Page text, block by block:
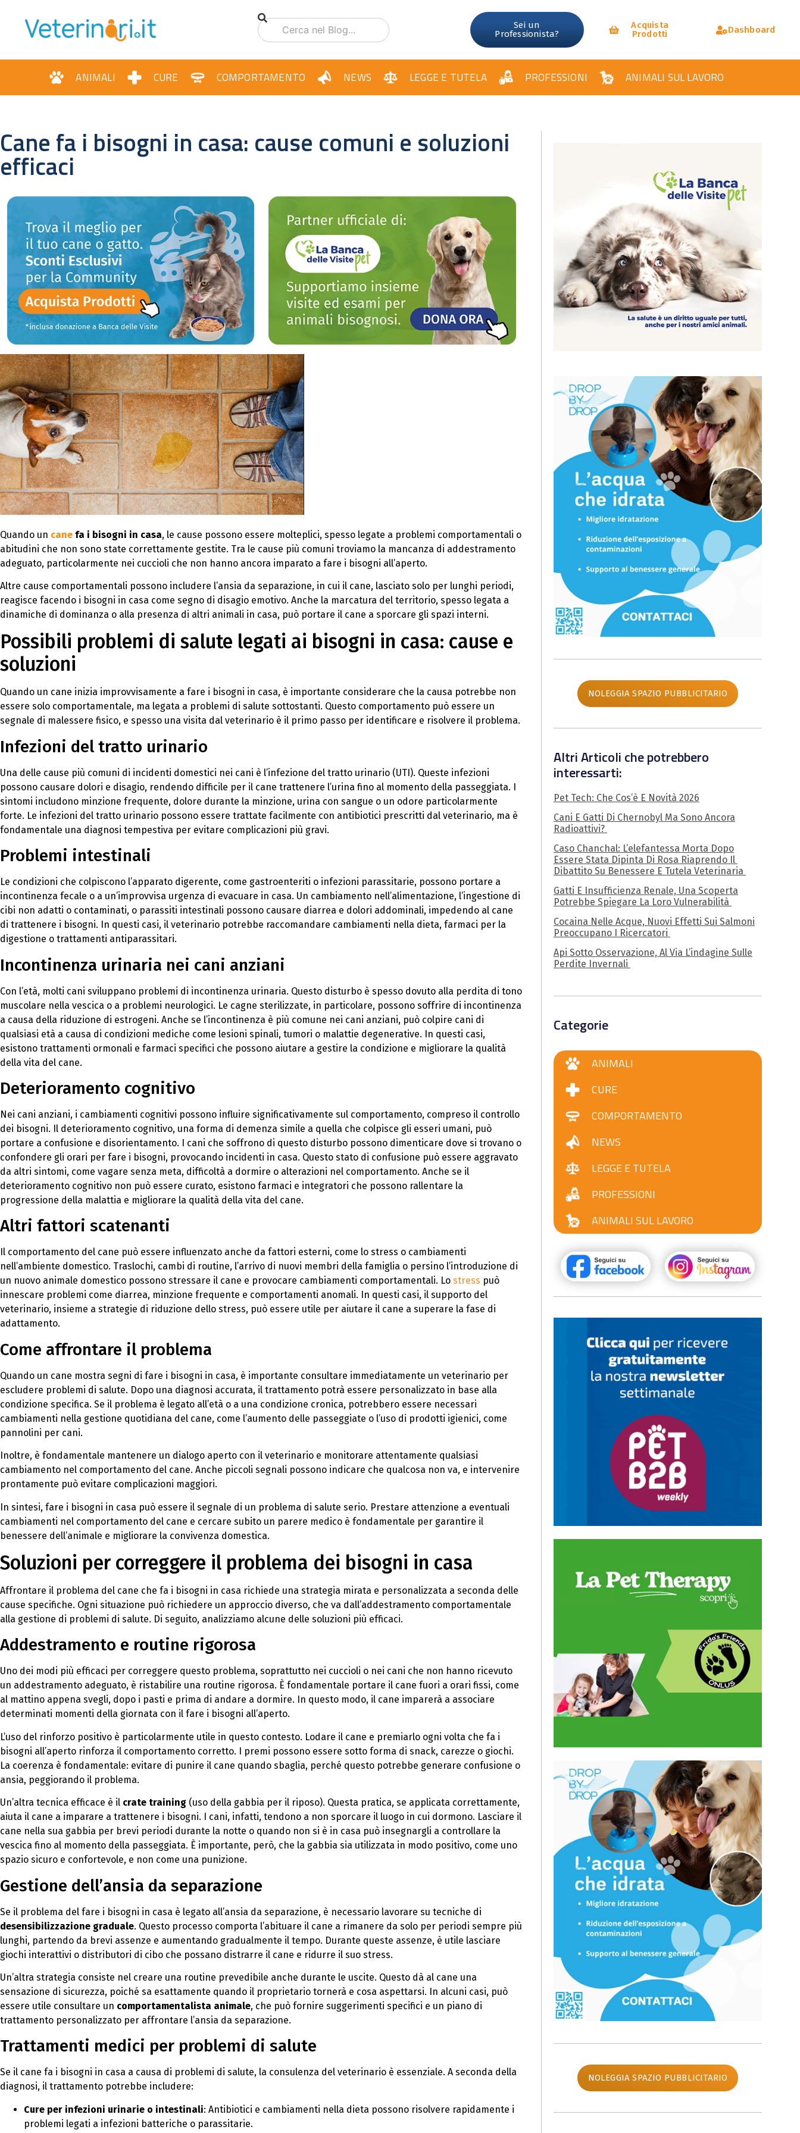
Sei un
Professionista?
Acquista
Prodotti
Dashboard
ANIMALI CURE COMPORTAMENTO NEWS LEGGE E TUTELA PROFESSIONI ANIMALI SUL LAVORO
Cane fa i bisogni in casa: cause comuni e soluzioni
efficaci
Quando un cane fa i bisogni in casa, le cause possono essere molteplici, spesso legate a problemi comportamentali o
abitudini che non sono state correttamente gestite. Tra le cause più comuni troviamo la mancanza di addestramento
adeguato, particolarmente nei cuccioli che non hanno ancora imparato a fare i bisogni all’aperto.
Altre cause comportamentali possono includere l’ansia da separazione, in cui il cane, lasciato solo per lunghi periodi,
reagisce facendo i bisogni in casa come segno di disagio emotivo. Anche la marcatura del territorio, spesso legata a
dinamiche di dominanza o alla presenza di altri animali in casa, può portare il cane a sporcare gli spazi interni.
Possibili problemi di salute legati ai bisogni in casa: cause e
soluzioni
Quando un cane inizia improvvisamente a fare i bisogni in casa, è importante considerare che la causa potrebbe non
essere solo comportamentale, ma legata a problemi di salute sottostanti. Questo comportamento può essere un
segnale di malessere fisico, e spesso una visita dal veterinario è il primo passo per identificare e risolvere il problema.
Infezioni del tratto urinario
Una delle cause più comuni di incidenti domestici nei cani è l’infezione del tratto urinario (UTI). Queste infezioni
possono causare dolori e disagio, rendendo difficile per il cane trattenere l’urina fino al momento della passeggiata. I
sintomi includono minzione frequente, dolore durante la minzione, urina con sangue o un odore particolarmente
forte. Le infezioni del tratto urinario possono essere trattate facilmente con antibiotici prescritti dal veterinario, ma è
fondamentale una diagnosi tempestiva per evitare complicazioni più gravi.
Problemi intestinali
Le condizioni che colpiscono l’apparato digerente, come gastroenteriti o infezioni parassitarie, possono portare a
incontinenza fecale o a un’improvvisa urgenza di evacuare in casa. Un cambiamento nell’alimentazione, l’ingestione di
cibi non adatti o contaminati, o parassiti intestinali possono causare diarrea e dolori addominali, impedendo al cane
di trattenere i bisogni. In questi casi, il veterinario potrebbe raccomandare cambiamenti nella dieta, farmaci per la
digestione o trattamenti antiparassitari.
Incontinenza urinaria nei cani anziani
Con l’età, molti cani sviluppano problemi di incontinenza urinaria. Questo disturbo è spesso dovuto alla perdita di tono
muscolare nella vescica o a problemi neurologici. Le cagne sterilizzate, in particolare, possono soffrire di incontinenza
a causa della riduzione di estrogeni. Anche se l’incontinenza è più comune nei cani anziani, può colpire cani di
qualsiasi età a causa di condizioni mediche come lesioni spinali, tumori o malattie degenerative. In questi casi,
esistono trattamenti ormonali e farmaci specifici che possono aiutare a gestire la condizione e migliorare la qualità
della vita del cane.
Deterioramento cognitivo
Nei cani anziani, i cambiamenti cognitivi possono influire significativamente sul comportamento, compreso il controllo
dei bisogni. Il deterioramento cognitivo, una forma di demenza simile a quella che colpisce gli esseri umani, può
portare a confusione e disorientamento. I cani che soffrono di questo disturbo possono dimenticare dove si trovano o
confondere gli orari per fare i bisogni, provocando incidenti in casa. Questo stato di confusione può essere aggravato
da altri sintomi, come vagare senza meta, difficoltà a dormire o alterazioni nel comportamento. Anche se il
deterioramento cognitivo non può essere curato, esistono farmaci e integratori che possono rallentare la
progressione della malattia e migliorare la qualità della vita del cane.
Altri fattori scatenanti
Il comportamento del cane può essere influenzato anche da fattori esterni, come lo stress o cambiamenti
nell’ambiente domestico. Traslochi, cambi di routine, l’arrivo di nuovi membri della famiglia o persino l’introduzione di
un nuovo animale domestico possono stressare il cane e provocare cambiamenti comportamentali. Lo stress può
innescare problemi come diarrea, minzione frequente e comportamenti anomali. In questi casi, il supporto del
veterinario, insieme a strategie di riduzione dello stress, può essere utile per aiutare il cane a superare la fase di
adattamento.
Come affrontare il problema
Quando un cane mostra segni di fare i bisogni in casa, è importante consultare immediatamente un veterinario per
escludere problemi di salute. Dopo una diagnosi accurata, il trattamento potrà essere personalizzato in base alla
condizione specifica. Se il problema è legato all’età o a una condizione cronica, potrebbero essere necessari
cambiamenti nella gestione quotidiana del cane, come l’aumento delle passeggiate o l’uso di prodotti igienici, come
pannolini per cani.
Inoltre, è fondamentale mantenere un dialogo aperto con il veterinario e monitorare attentamente qualsiasi
cambiamento nel comportamento del cane. Anche piccoli segnali possono indicare che qualcosa non va, e intervenire
prontamente può evitare complicazioni maggiori.
In sintesi, fare i bisogni in casa può essere il segnale di un problema di salute serio. Prestare attenzione a eventuali
cambiamenti nel comportamento del cane e cercare subito un parere medico è fondamentale per garantire il
benessere dell’animale e migliorare la convivenza domestica.
Soluzioni per correggere il problema dei bisogni in casa
Affrontare il problema del cane che fa i bisogni in casa richiede una strategia mirata e personalizzata a seconda delle
cause specifiche. Ogni situazione può richiedere un approccio diverso, che va dall’addestramento comportamentale
alla gestione di problemi di salute. Di seguito, analizziamo alcune delle soluzioni più efficaci.
Addestramento e routine rigorosa
Uno dei modi più efficaci per correggere questo problema, soprattutto nei cuccioli o nei cani che non hanno ricevuto
un addestramento adeguato, è ristabilire una routine rigorosa. È fondamentale portare il cane fuori a orari fissi, come
al mattino appena svegli, dopo i pasti e prima di andare a dormire. In questo modo, il cane imparerà a associare
determinati momenti della giornata con il fare i bisogni all’aperto.
L’uso del rinforzo positivo è particolarmente utile in questo contesto. Lodare il cane e premiarlo ogni volta che fa i
bisogni all’aperto rinforza il comportamento corretto. I premi possono essere sotto forma di snack, carezze o giochi.
La coerenza è fondamentale: evitare di punire il cane quando sbaglia, perché questo potrebbe generare confusione o
ansia, peggiorando il problema.
Un’altra tecnica efficace è il crate training (uso della gabbia per il riposo). Questa pratica, se applicata correttamente,
aiuta il cane a imparare a trattenere i bisogni. I cani, infatti, tendono a non sporcare il luogo in cui dormono. Lasciare il
cane nella sua gabbia per brevi periodi durante la notte o quando non si è in casa può insegnargli a controllare la
vescica fino al momento della passeggiata. È importante, però, che la gabbia sia utilizzata in modo positivo, come uno
spazio sicuro e confortevole, e non come una punizione.
Gestione dell’ansia da separazione
Se il problema del fare i bisogni in casa è legato all’ansia da separazione, è necessario lavorare su tecniche di
desensibilizzazione graduale. Questo processo comporta l’abituare il cane a rimanere da solo per periodi sempre più
lunghi, partendo da brevi assenze e aumentando gradualmente il tempo. Durante queste assenze, è utile lasciare
giochi interattivi o distributori di cibo che possano distrarre il cane e ridurre il suo stress.
Un’altra strategia consiste nel creare una routine prevedibile anche durante le uscite. Questo dà al cane una
sensazione di sicurezza, poiché sa esattamente quando il proprietario tornerà e cosa aspettarsi. In alcuni casi, può
essere utile consultare un comportamentalista animale, che può fornire suggerimenti specifici e un piano di
trattamento personalizzato per affrontare l’ansia da separazione.
Trattamenti medici per problemi di salute
Se il cane fa i bisogni in casa a causa di problemi di salute, la consulenza del veterinario è essenziale. A seconda della
diagnosi, il trattamento potrebbe includere:
Cure per infezioni urinarie o intestinali: Antibiotici e cambiamenti nella dieta possono risolvere rapidamente i
problemi legati a infezioni batteriche o parassitarie.
NOLEGGIA SPAZIO PUBBLICITARIO
Altri Articoli che potrebbero
interessarti:
Pet Tech: Che Cos’è E Novità 2026
Cani E Gatti Di Chernobyl Ma Sono Ancora
Radioattivi?
Caso Chanchal: L’elefantessa Morta Dopo
Essere Stata Dipinta Di Rosa Riaprendo Il
Dibattito Su Benessere E Tutela Veterinaria
Gatti E Insufficienza Renale, Una Scoperta
Potrebbe Spiegare La Loro Vulnerabilità
Cocaina Nelle Acque, Nuovi Effetti Sui Salmoni
Preoccupano I Ricercatori
Api Sotto Osservazione, Al Via L’indagine Sulle
Perdite Invernali
Categorie
ANIMALI
CURE
COMPORTAMENTO
NEWS
LEGGE E TUTELA
PROFESSIONI
ANIMALI SUL LAVORO
NOLEGGIA SPAZIO PUBBLICITARIO